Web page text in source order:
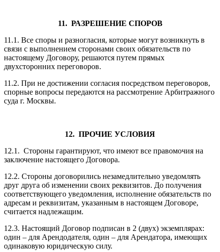
11. РАЗРЕШЕНИЕ СПОРОВ
11.1. Все споры и разногласия, которые могут возникнуть в
связи с выполнением сторонами своих обязательств по
настоящему Договору, решаются путем прямых
двухсторонних переговоров.
11.2. При не достижении согласия посредством переговоров,
спорные вопросы передаются на рассмотрение Арбитражного
суда г. Москвы.
12. ПРОЧИЕ УСЛОВИЯ
12.1. Стороны гарантируют, что имеют все правомочия на
заключение настоящего Договора.
12.2. Стороны договорились незамедлительно уведомлять
друг друга об изменении своих реквизитов. До получения
соответствующего уведомления, исполнение обязательств по
адресам и реквизитам, указанным в настоящем Договоре,
считается надлежащим.
12.3. Настоящий Договор подписан в 2 (двух) экземплярах:
один – для Арендодателя, один – для Арендатора, имеющих
одинаковую юридическую силу.